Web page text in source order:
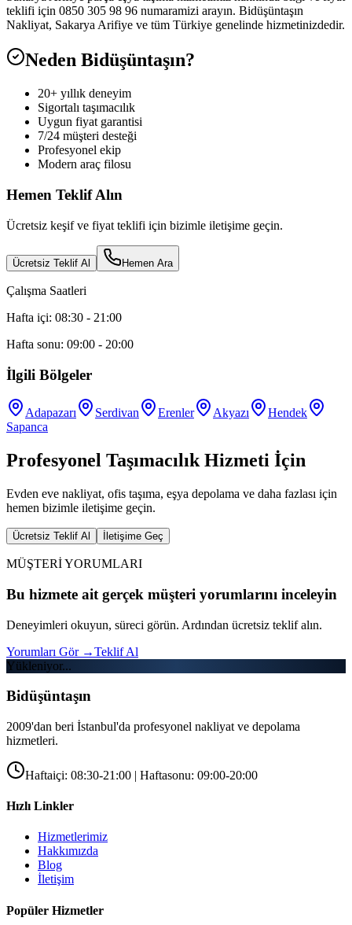
teklifi için 0850 305 98 96 numaramizi arayın. Bidüşüntaşın
Nakliyat, Sakarya Arifiye ve tüm Türkiye genelinde hizmetinizdedir.
Neden Bidüşüntaşın?
20+ yıllık deneyim
Sigortalı taşımacılık
Uygun fiyat garantisi
7/24 müşteri desteği
Profesyonel ekip
Modern araç filosu
Hemen Teklif Alın
Ücretsiz keşif ve fiyat teklifi için bizimle iletişime geçin.
Ücretsiz Teklif Al Hemen Ara
Çalışma Saatleri
Hafta içi: 08:30 - 21:00
Hafta sonu: 09:00 - 20:00
İlgili Bölgeler
Adapazarı Serdivan Erenler Akyazı
Hendek
Sapanca
Profesyonel Taşımacılık Hizmeti İçin
Evden eve nakliyat, ofis taşıma, eşya depolama ve daha fazlası için
hemen bizimle iletişime geçin.
Ücretsiz Teklif Al İletişime Geç
MÜŞTERİ YORUMLARI
Bu hizmete ait gerçek müşteri yorumlarını inceleyin
Deneyimleri okuyun, süreci görün. Ardından ücretsiz teklif alın.
Yorumları Gör →Teklif Al
Yükleniyor...
Bidüşüntaşın
2009'dan beri İstanbul'da profesyonel nakliyat ve depolama
hizmetleri.
Haftaiçi: 08:30-21:00 | Haftasonu: 09:00-20:00
Hızlı Linkler
Hizmetlerimiz
Hakkımızda
Blog
İletişim
Popüler Hizmetler